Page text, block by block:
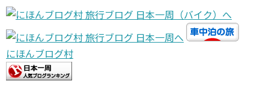
にほんブログ村